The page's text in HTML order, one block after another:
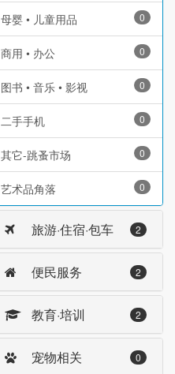
母婴 • 儿童用品 0
商用 • 办公 0
图书 • 音乐 • 影视 0
二手手机 0
其它-跳蚤市场 0
艺术品角落 0
旅游·住宿·包车 2
便民服务 2
教育·培训 2
宠物相关 0